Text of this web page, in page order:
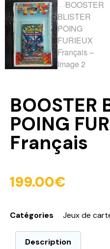
BOOSTER
POING
Français
199.00€
Catégories Jeux de
Description